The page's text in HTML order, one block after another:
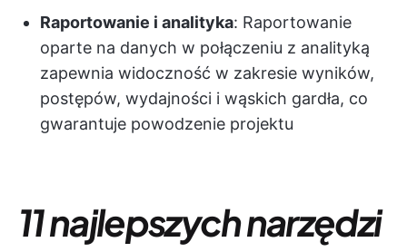
Raportowanie i analityka: Raportowanie
oparte na danych w połączeniu z analityką
zapewnia widoczność w zakresie wyników,
postępów, wydajności i wąskich gardła, co
gwarantuje powodzenie projektu
11 najlepszych narzędzi